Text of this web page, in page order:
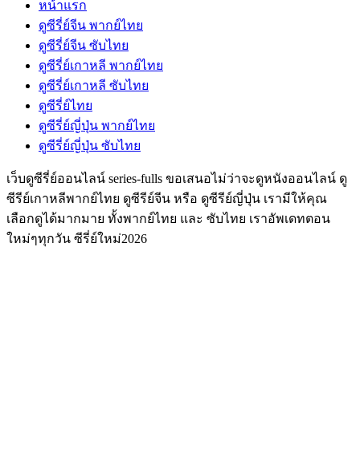
หน้าแรก
ดูซีรี่ย์จีน พากย์ไทย
ดูซีรี่ย์จีน ซับไทย
ดูซีรี่ย์เกาหลี พากย์ไทย
ดูซีรี่ย์เกาหลี ซับไทย
ดูซีรี่ย์ไทย
ดูซีรี่ย์ญี่ปุ่น พากย์ไทย
ดูซีรี่ย์ญี่ปุ่น ซับไทย
เว็บดูซีรี่ย์ออนไลน์ series-fulls ขอเสนอไม่ว่าจะดูหนังออนไลน์ ดู
ซีรีย์เกาหลีพากย์ไทย ดูซีรีย์จีน หรือ ดูซีรีย์ญี่ปุ่น เรามีให้คุณ
เลือกดูได้มากมาย ทั้งพากย์ไทย และ ซับไทย เราอัพเดทตอน
ใหม่ๆทุกวัน ซีรี่ย์ใหม่2026